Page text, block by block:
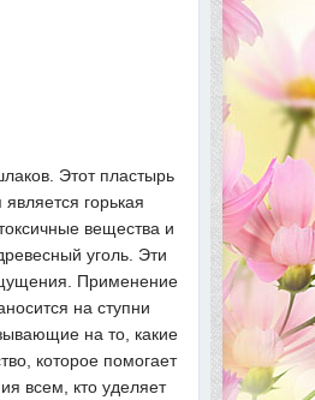
Этот пластырь
горькая
вещества и
уголь. Эти
Применение
на ступни
на то, какие
которое помогает
всем, кто уделяет